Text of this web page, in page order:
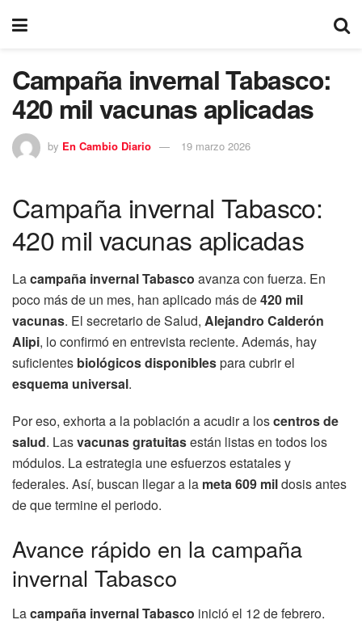
Campaña invernal Tabasco:
420 mil vacunas aplicadas
by En Cambio Diario 19 marzo 2026
Campaña invernal Tabasco:
420 mil vacunas aplicadas
Lacampaña invernal Tabasco avanza con fuerza. En
poco más de un mes, han aplicado más de420 mil
vacunas. El secretario de Salud, Alejandro Calderón
Alipi, lo confirmó en entrevista reciente. Además, hay
suficientes biológicos disponiblespara cubrir el
esquema universal.
Por eso, exhorta a la población a acudir a loscentros de
salud. Lasvacunas gratuitasestán listas en todos los
módulos. La estrategia une esfuerzos estatales y
federales. Así, buscan llegar a la meta 609 mildosis antes
de que termine el periodo.
Avance rápido en la campaña
invernal Tabasco
Lacampaña invernal Tabasco inició el 12 de febrero.